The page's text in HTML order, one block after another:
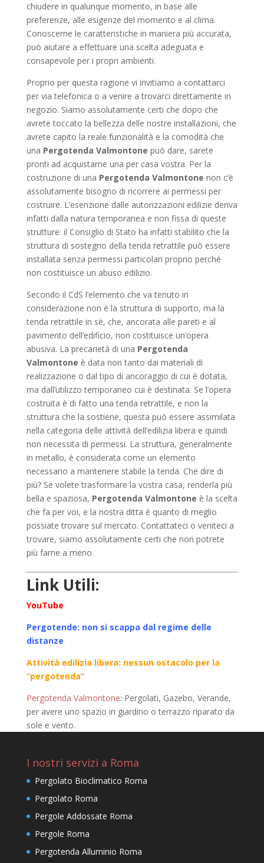
chiudere in qualunque momento, in base alle
preferenze, alle esigenze del momento e al clima.
Conoscerne le caratteristiche in maniera più accurata,
può aiutare a effettuare una scelta adeguata e
consapevole per i propri ambienti.
Proprio per questa ragione vi invitiamo a contattarci
per via telefonica o a venire a trovarci direttamente in
negozio. Siamo assolutamente certi che dopo che
avrete toccato la bellezza delle nostre installazioni, che
avrete capito la reale funzionalità e la comodità che
una Pergotenda Valmontone può dare, sarete
pronti ad acquistarne una per casa vostra. Per la
costruzione di una Pergotenda Valmontone non c’è
assolutamente bisogno di ricorrere ai permessi per
costruire. L’esenzione dalle autorizzazioni edilizie deriva
infatti dalla natura temporanea e non fissa di queste
strutture: il Consiglio di Stato ha infatti stabilito che la
struttura di sostegno della tenda retrattile può essere
installata senza permessi particolari proprio perché
non costituisce un abuso edilizio.
Secondo il CdS l’elemento che va tenuto in
considerazione non è la struttura di supporto, ma la
tenda retrattile in sè, che, ancorata alle pareti e al
pavimento dell’edificio, non costituisce un’opera
abusiva. La precarietà di una Pergotenda
Valmontone è data non tanto dai materiali di
realizzazione o dal tipo di ancoraggio di cui è dotata,
ma dall’utilizzo temporaneo cui è destinata. Se l’opera
costruita è di fatto una tenda retrattile, e non la
struttura che la sostiene, questa può essere assimilata
nella categoria delle attività dell’edilizia libera e quindi
non necessita di permessi. La struttura, generalmente
in metallo, è considerata come un elemento
necessario a mantenere stabile la tenda. Che dire di
più? Se volete trasformare la vostra casa, renderla più
bella e spaziosa, Pergotenda Valmontone è la scelta
che fa per voi, e la nostra ditta è quanto di meglio
possiate trovare sul mercato. Contattateci o veniteci a
trovare, siamo assolutamente certi che non potrete
più farne a meno.
Link Utili:
YouTube
Pergotende: non si scappa dal regime delle
distanze
Attività edilizia libera: nessun ostacolo per la
“pergotenda”
Pergotenda Valmontone: Pergolati, Gazebo, Verande,
per avere uno spazio in giardino o terrazzo riparato da
sole e vento.
I nostri servizi a Roma
Pergolato Bioclimatico Roma
Pergolato Roma
Pergole Addossate Roma
Pergole Roma
Pergotenda Alluminio Roma